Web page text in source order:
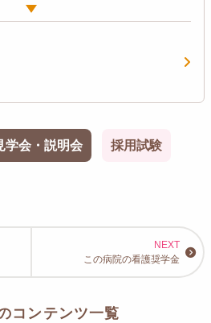
学会・説明会 採用試験
この病院の看護奨学金
コンテンツ一覧